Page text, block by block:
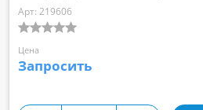
Арт: 219606
Цена
Запросить